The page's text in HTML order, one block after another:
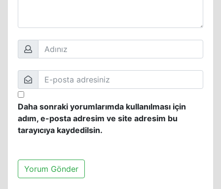
Daha sonraki yorumlarımda kullanılması için
adım, e-posta adresim ve site adresim bu
tarayıcıya kaydedilsin.